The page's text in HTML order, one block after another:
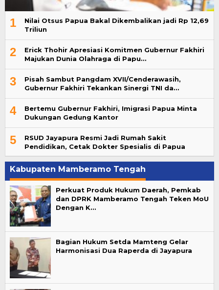
1
Nilai Otsus Papua Bakal Dikembalikan jadi Rp 12,69
Triliun
2
Erick Thohir Apresiasi Komitmen Gubernur Fakhiri
Majukan Dunia Olahraga di Papu…
3
Pisah Sambut Pangdam XVII/Cenderawasih,
Gubernur Fakhiri Tekankan Sinergi TNI da…
4
Bertemu Gubernur Fakhiri, Imigrasi Papua Minta
Dukungan Gedung Kantor
5
RSUD Jayapura Resmi Jadi Rumah Sakit
Pendidikan, Cetak Dokter Spesialis di Papua
Kabupaten Mamberamo Tengah
Perkuat Produk Hukum Daerah, Pemkab
dan DPRK Mamberamo Tengah Teken MoU
Dengan K…
Bagian Hukum Setda Mamteng Gelar
Harmonisasi Dua Raperda di Jayapura